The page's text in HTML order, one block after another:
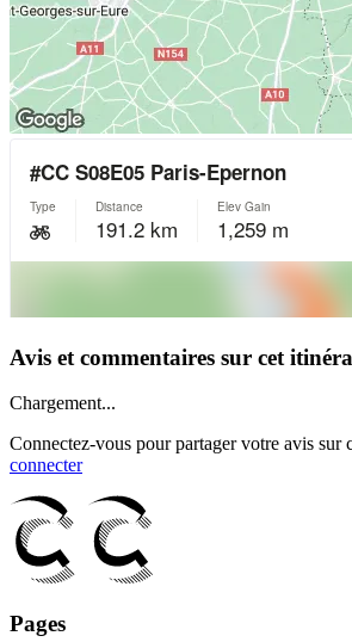
Avis et commentaires sur cet
Chargement...
Connectez-vous pour partager votre avis sur
connecter
Pages